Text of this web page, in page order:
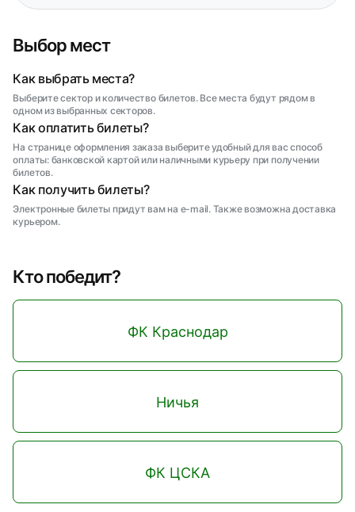
Выбор мест
Как выбрать места?
Выберите сектор и количество билетов. Все места будут рядом в
одном из выбранных секторов.
Как оплатить билеты?
На странице оформления заказа выберите удобный для вас способ
оплаты: банковской картой или наличными курьеру при получении
билетов.
Как получить билеты?
Электронные билеты придут вам на e-mail. Также возможна доставка
курьером.
Кто победит?
ФК Краснодар
Ничья
ФК ЦСКА